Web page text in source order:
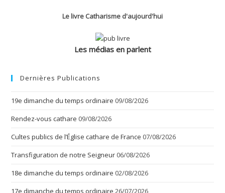
Le livre Catharisme d'aujourd'hui
Les médias en parlent
Dernières Publications
19e dimanche du temps ordinaire 09/08/2026
Rendez-vous cathare 09/08/2026
Cultes publics de l’Église cathare de France 07/08/2026
Transfiguration de notre Seigneur 06/08/2026
18e dimanche du temps ordinaire 02/08/2026
17e dimanche du temps ordinaire 26/07/2026